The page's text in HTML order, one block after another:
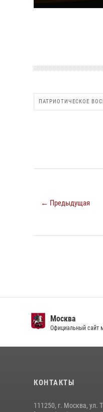
ПАТРИОТИЧЕСКОЕ
← Предыдущая
Москва
Официальный сайт
КОНТАКТЫ
111250, г. Москва, ул.